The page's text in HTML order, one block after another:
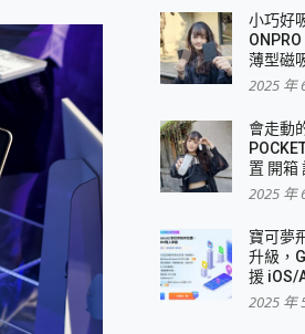
小巧好
薄型磁
2025 年
會走動
置 開箱
2025 年
寶可夢
升級，
援 iOS/
2025 年